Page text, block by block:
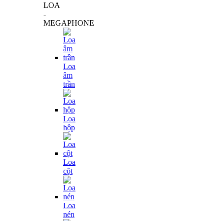
LOA
-
MEGAPHONE
Loa
âm
trần
Loa
hộp
Loa
cột
Loa
nén